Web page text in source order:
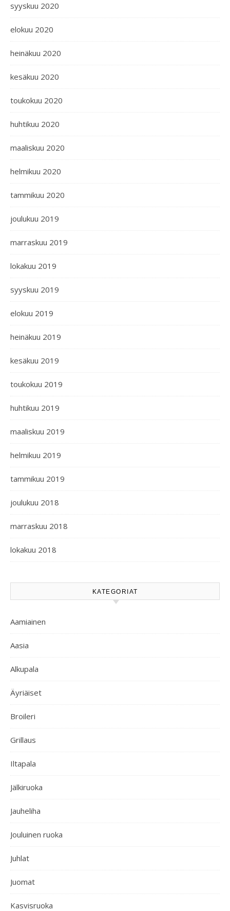
syyskuu 2020
elokuu 2020
heinäkuu 2020
kesäkuu 2020
toukokuu 2020
huhtikuu 2020
maaliskuu 2020
helmikuu 2020
tammikuu 2020
joulukuu 2019
marraskuu 2019
lokakuu 2019
syyskuu 2019
elokuu 2019
heinäkuu 2019
kesäkuu 2019
toukokuu 2019
huhtikuu 2019
maaliskuu 2019
helmikuu 2019
tammikuu 2019
joulukuu 2018
marraskuu 2018
lokakuu 2018
KATEGORIAT
Aamiainen
Aasia
Alkupala
Äyriäiset
Broileri
Grillaus
Iltapala
Jälkiruoka
Jauheliha
Jouluinen ruoka
Juhlat
Juomat
Kasvisruoka